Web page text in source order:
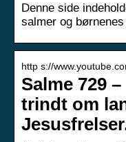
Denne side
salmer og
http s://
Salme 729
trindt om